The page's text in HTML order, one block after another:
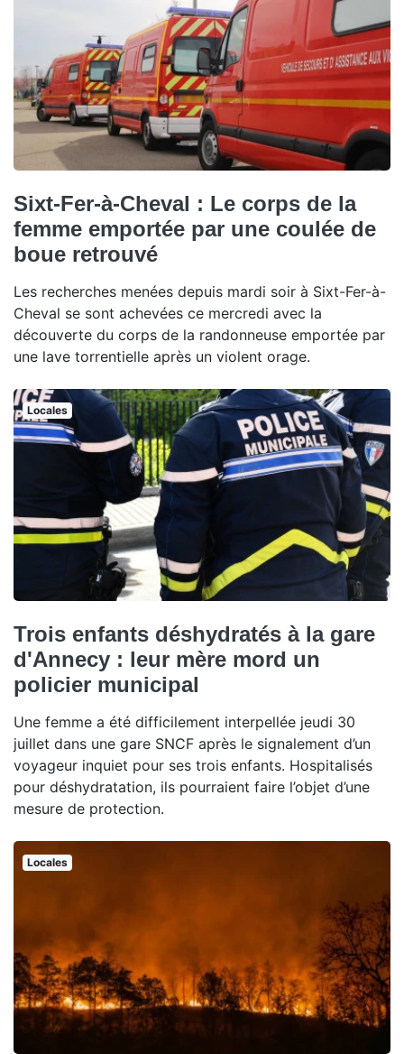
Sixt-Fer-à-Cheval : Le corps de la
femme emportée par une coulée de
boue retrouvé
Les recherches menées depuis mardi soir à Sixt-Fer-à-
Cheval se sont achevées ce mercredi avec la
découverte du corps de la randonneuse emportée par
une lave torrentielle après un violent orage.
Locales
Trois enfants déshydratés à la gare
d'Annecy : leur mère mord un
policier municipal
Une femme a été difficilement interpellée jeudi 30
juillet dans une gare SNCF après le signalement d’un
voyageur inquiet pour ses trois enfants. Hospitalisés
pour déshydratation, ils pourraient faire l’objet d’une
mesure de protection.
Locales